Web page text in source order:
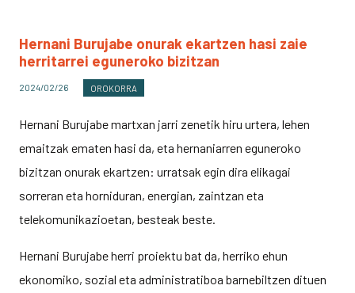
Hernani Burujabe onurak ekartzen hasi zaie
herritarrei eguneroko bizitzan
2024/02/26 OROKORRA
Hernani Burujabe martxan jarri zenetik hiru urtera, lehen
emaitzak ematen hasi da, eta hernaniarren eguneroko
bizitzan onurak ekartzen: urratsak egin dira elikagai
sorreran eta horniduran, energian, zaintzan eta
telekomunikazioetan, besteak beste.
Hernani Burujabe herri proiektu bat da, herriko ehun
ekonomiko, sozial eta administratiboa barnebiltzen dituen